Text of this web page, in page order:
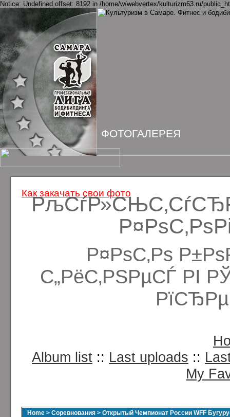
Notice: Undefined offset: 8192 in /home/w/webvertex/kulturizm63.ru/
Р¤РѕС‚Рѕ
С„РёС‚РЅРµСЃ РІ
Album list :: Last uploads ::
My
Home > Соревнования > Открытый Чемпионат России WFF
ФОТОГАЛЕРЕЯ
Как закачать свои фото